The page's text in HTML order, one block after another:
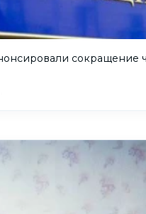
сокращение